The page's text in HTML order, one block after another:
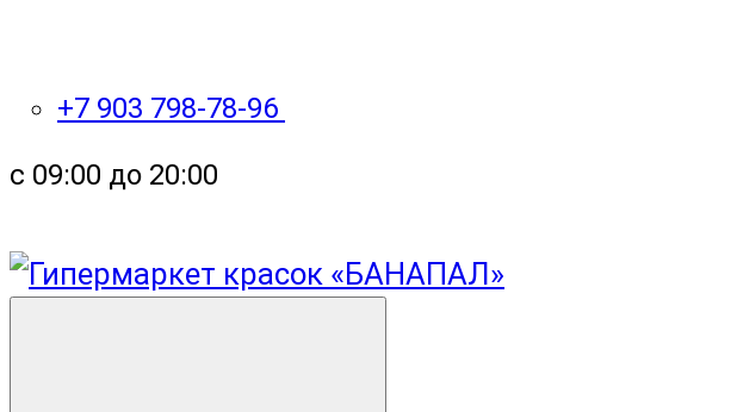
+7 903 798-78-96
с 09:00 до 20:00